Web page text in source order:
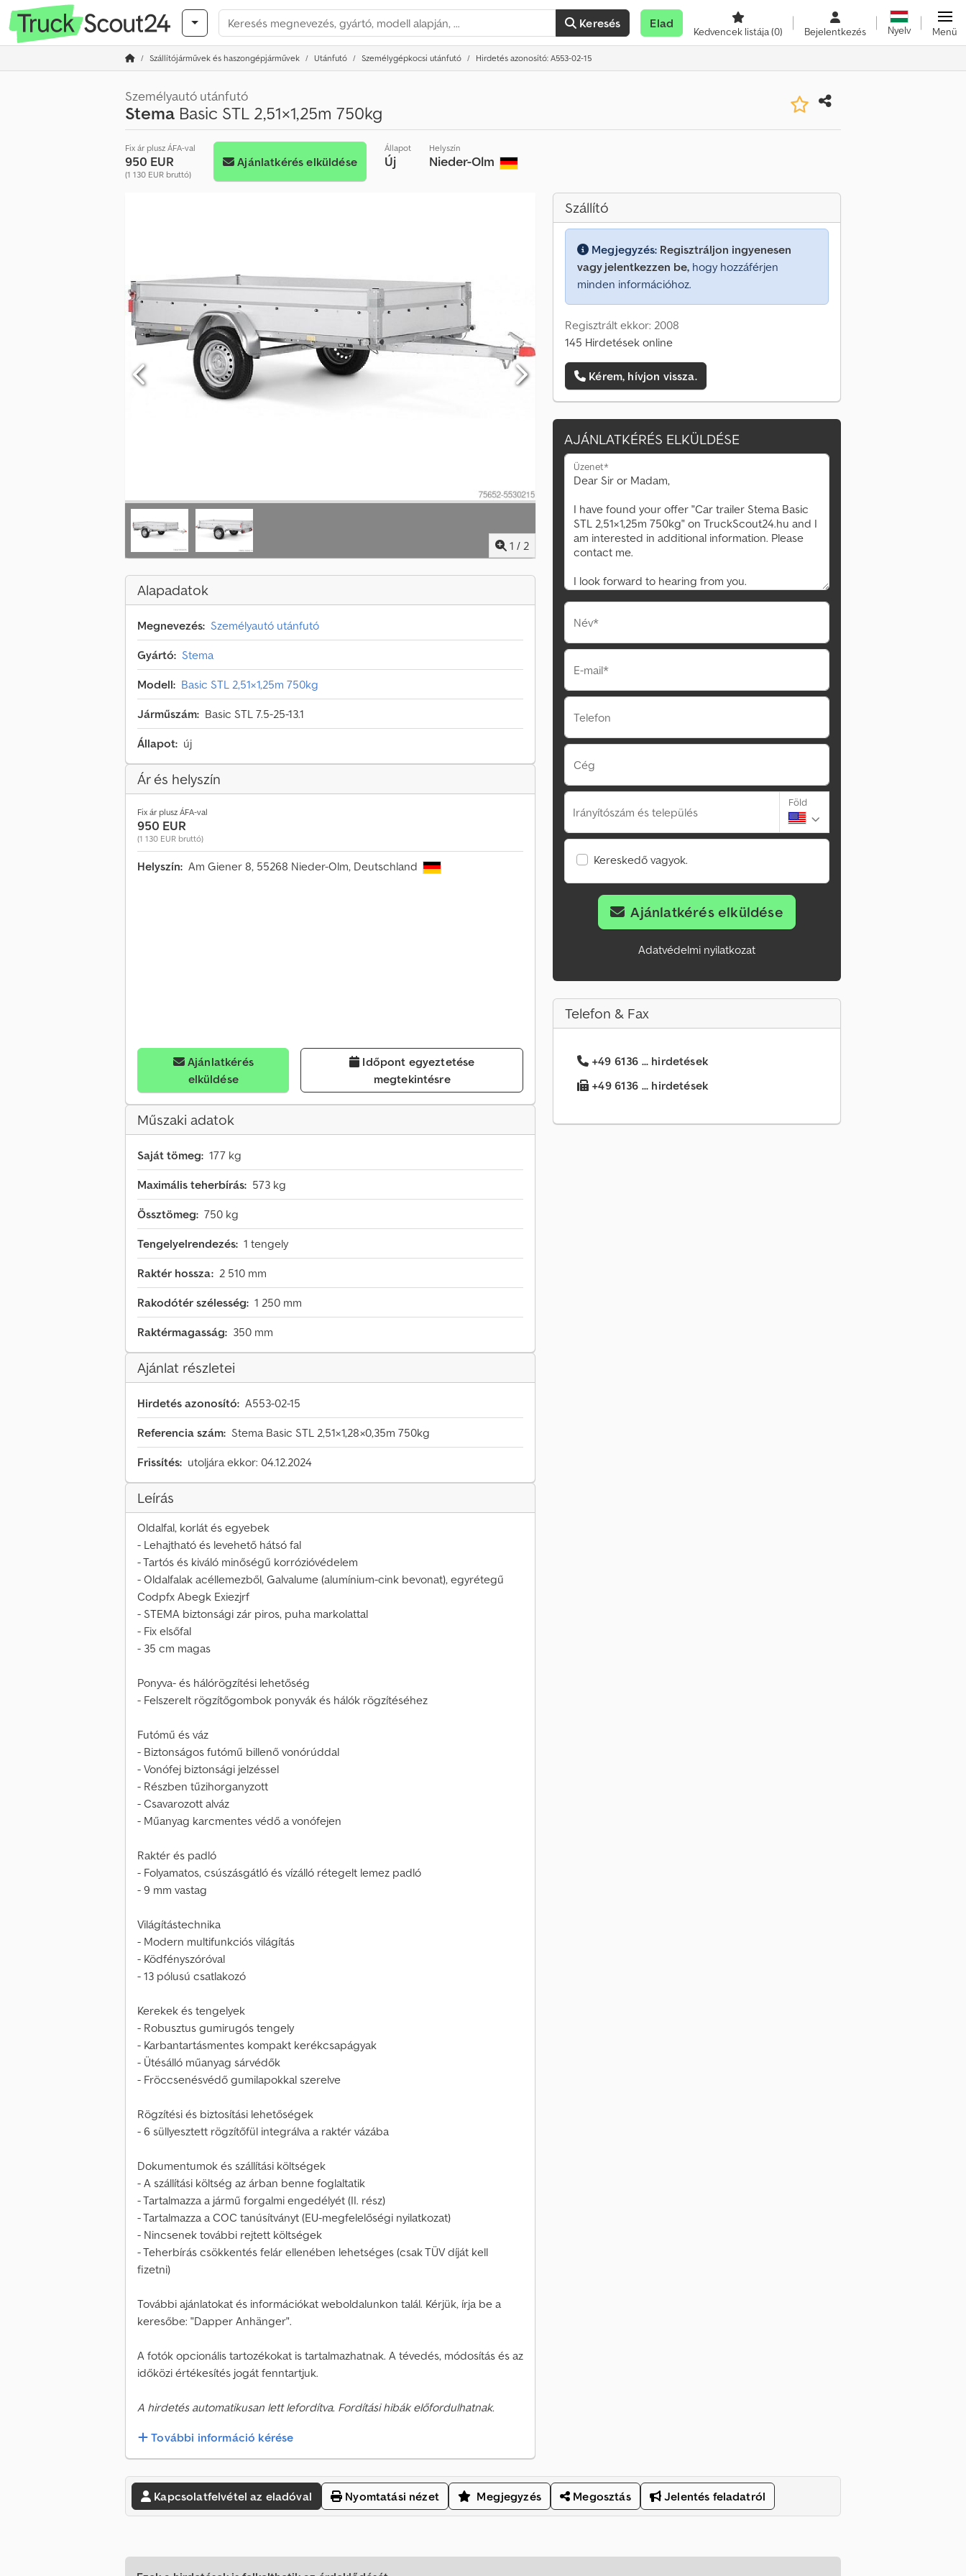
Keresés Elad
Kedvencek listája(0) Bejelentkezés Nyelv Menü
Szállítójárművek és haszongépjárművek Utánfutó Személygépkocsi utánfutó Hirdetés azonosító: A553-02-15
Személyautó utánfutó
Stema Basic STL 2,51×1,25m 750kg
Fix ár plusz ÁFA-val
950 EUR
(1 130 EUR bruttó)
Ajánlatkérés elküldése
Állapot
Új
Helyszín
Nieder-Olm
1 / 2
Alapadatok
Megnevezés: Személyautó utánfutó
Gyártó: Stema
Modell: Basic STL 2,51×1,25m 750kg
Járműszám: Basic STL 7.5-25-13.1
Állapot: új
Ár és helyszín
Fix ár plusz ÁFA-val
950 EUR
(1 130 EUR bruttó)
Helyszín: Am Giener 8, 55268 Nieder-Olm, Deutschland
Ajánlatkérés
elküldése
megtekintésre
Műszaki adatok
Saját tömeg: 177 kg
Maximális teherbírás: 573 kg
Össztömeg: 750 kg
Tengelyelrendezés: 1 tengely
Raktér hossza: 2 510 mm
Rakodótér szélesség: 1 250 mm
Raktérmagasság: 350 mm
Ajánlat részletei
Hirdetés azonosító: A553-02-15
Referencia szám: Stema Basic STL 2,51×1,28×0,35m 750kg
Frissítés: utoljára ekkor: 04.12.2024
Leírás
Oldalfal, korlát és egyebek
- Lehajtható és levehető hátsó fal
- Tartós és kiváló minőségű korrózióvédelem
- Oldalfalak acéllemezből, Galvalume (alumínium-cink bevonat), egyrétegű
Codpfx Abegk Exiezjrf
- STEMA biztonsági zár piros, puha markolattal
- Fix elsőfal
- 35 cm magas
Ponyva- és hálórögzítési lehetőség
- Felszerelt rögzítőgombok ponyvák és hálók rögzítéséhez
Futómű és váz
- Biztonságos futómű billenő vonórúddal
- Vonófej biztonsági jelzéssel
- Részben tűzihorganyzott
- Csavarozott alváz
- Műanyag karcmentes védő a vonófejen
Raktér és padló
- Folyamatos, csúszásgátló és vízálló rétegelt lemez padló
- 9 mm vastag
Világítástechnika
- Modern multifunkciós világítás
- Ködfényszóróval
- 13 pólusú csatlakozó
Kerekek és tengelyek
- Robusztus gumirugós tengely
- Karbantartásmentes kompakt kerékcsapágyak
- Ütésálló műanyag sárvédők
- Fröccsenésvédő gumilapokkal szerelve
Rögzítési és biztosítási lehetőségek
- 6 süllyesztett rögzítőfül integrálva a raktér vázába
Dokumentumok és szállítási költségek
- A szállítási költség az árban benne foglaltatik
- Tartalmazza a jármű forgalmi engedélyét (II. rész)
- Tartalmazza a COC tanúsítványt (EU-megfelelőségi nyilatkozat)
- Nincsenek további rejtett költségek
- Teherbírás csökkentés felár ellenében lehetséges (csak TÜV díját kell
fizetni)
További ajánlatokat és információkat weboldalunkon talál. Kérjük, írja be a
keresőbe: "Dapper Anhänger".
A fotók opcionális tartozékokat is tartalmazhatnak. A tévedés, módosítás és az
időközi értékesítés jogát fenntartjuk.
A hirdetés automatikusan lett lefordítva. Fordítási hibák előfordulhatnak.
További információ kérése
Szállító
Megjegyzés: Regisztráljon ingyenesen
vagy jelentkezzen be, hogy hozzáférjen
minden információhoz.
Regisztrált ekkor: 2008
145 Hirdetések online
Kérem, hívjon vissza.
AJÁNLATKÉRÉS ELKÜLDÉSE
Üzenet*
Név*
E-mail*
Telefon
Cég
Irányítószám és település
Föld
Kereskedő vagyok.
Ajánlatkérés elküldése
Adatvédelmi nyilatkozat
Telefon & Fax
+49 6136 ... hirdetések
+49 6136 ... hirdetések
Kapcsolatfelvétel az eladóval Nyomtatási nézet Megjegyzés Megosztás Jelentés feladatról